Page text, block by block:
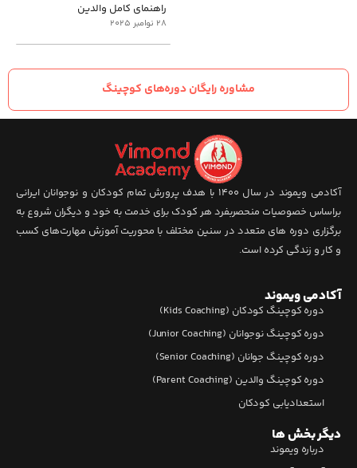
راهنمای کامل والدین
28 نوامبر 2025
مشاوره رایگان دوره‌های کوچینگ
آکادمی ویموند در سال 1400 با هدف پرورش تمام کودکان و نوجوانان ایرانی
براساس خصوصیات منحصربفرد هر کودک برای خدمت به خود و دیگران شروع به
برگزاری دوره های متعدد در سنین مختلف با محوریت آموزش مهارت‌های کسب
و کار و زندگی کرده است.
آکادمی ویموند
دوره کوچینگ کودکان (Kids Coaching)
دوره کوچینگ نوجوانان (Junior Coaching)
دوره کوچینگ جوانان (Senior Coaching)
دوره کوچینگ والدین (Parent Coaching)
استعدادیابی کودکان
دیگر بخش ها
درباره ویموند